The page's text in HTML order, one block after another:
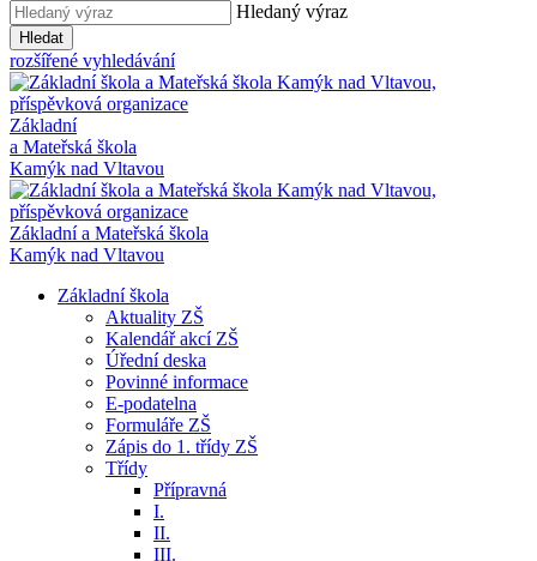
Hledaný výraz
Hledat
rozšířené vyhledávání
Základní
a Mateřská škola
Kamýk nad Vltavou
Základní a Mateřská škola
Kamýk nad Vltavou
Základní škola
Aktuality ZŠ
Kalendář akcí ZŠ
Úřední deska
Povinné informace
E-podatelna
Formuláře ZŠ
Zápis do 1. třídy ZŠ
Třídy
Přípravná
I.
II.
III.